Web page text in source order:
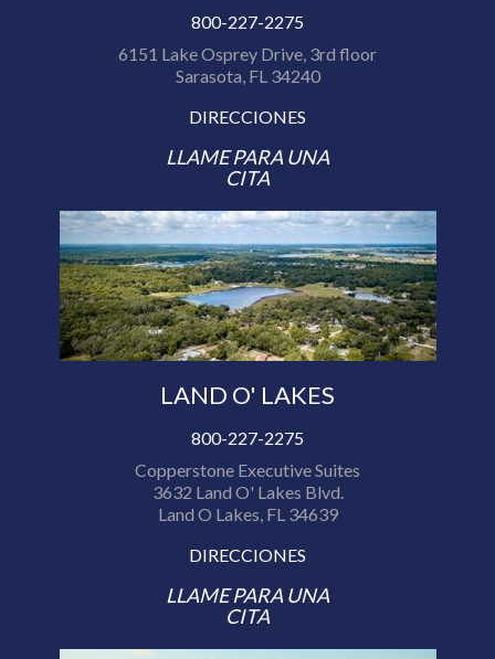
800-227-2275
6151 Lake Osprey Drive, 3rd floor
Sarasota, FL 34240
DIRECCIONES
LLAME PARA UNA
CITA
LAND O' LAKES
800-227-2275
Copperstone Executive Suites
3632 Land O' Lakes Blvd.
Land O Lakes, FL 34639
DIRECCIONES
LLAME PARA UNA
CITA